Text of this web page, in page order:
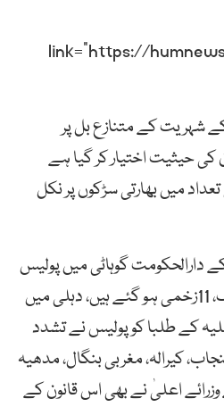
link=”https://
کے شہریت کے متنازع بل پر
حیثیت اختیار کر گیا ہے
میں بھارتی سڑکوں پر نکل
گوہاٹی میں پولیس
کی فائرنگ سے 2افراد ہلاک، 11زخمی ہو گئے ہیں، دہلی میں
کے طلبا کو پولیس نے تشدد
کیرالہ، مغربی بنگال، مدھیہ
اعلیٰ نے بھی اس قانون کے